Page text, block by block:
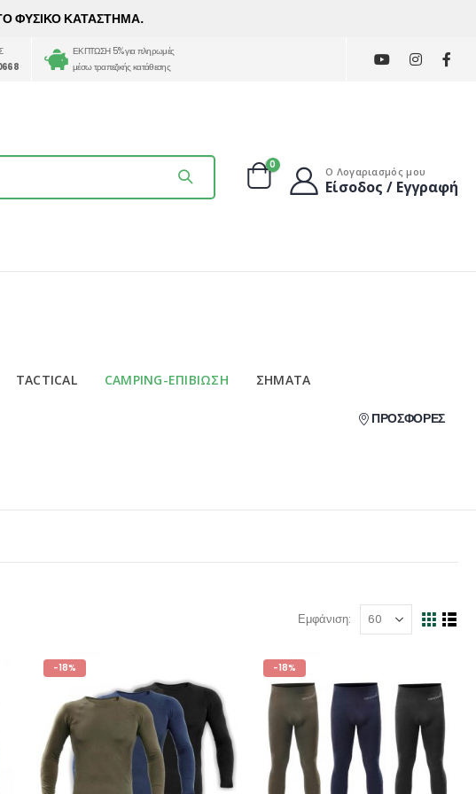
ΦΥΣΙΚΟ ΚΑΤΑΣΤΗΜΑ.
ΕΚΠΤΩΣΗ 5% για πληρωμές
μέσω τραπεζικής κατάθεσης
0
Ο Λογαριασμός μου
Είσοδος / Εγγραφή
TACTICAL CAMPING-ΕΠΙΒΙΩΣΗ ΣΗΜΑΤΑ
ΠΡΟΣΦΟΡΕΣ
Εμφάνιση:
-18% -18%